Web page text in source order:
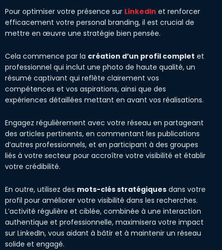
Pour optimiser votre présence sur LinkedIn et renforcer
efficacement votre personal branding, il est crucial de
mettre en œuvre une stratégie bien pensée.
Cela commence par la création d’un profil complet et
professionnel qui inclut une photo de haute qualité, un
résumé captivant qui reflète clairement vos
compétences et vos aspirations, ainsi que des
expériences détaillées mettant en avant vos réalisations.
Engagez régulièrement avec votre réseau en partageant
des articles pertinents, en commentant les publications
d’autres professionnels, et en participant à des groupes
liés à votre secteur pour accroître votre visibilité et établir
votre crédibilité.
En outre, utilisez des mots-clés stratégiques dans votre
profil pour améliorer votre visibilité dans les recherches.
L’activité régulière et ciblée, combinée à une interaction
authentique et professionnelle, maximisera votre impact
sur LinkedIn, vous aidant à bâtir et à maintenir un réseau
solide et engagé.